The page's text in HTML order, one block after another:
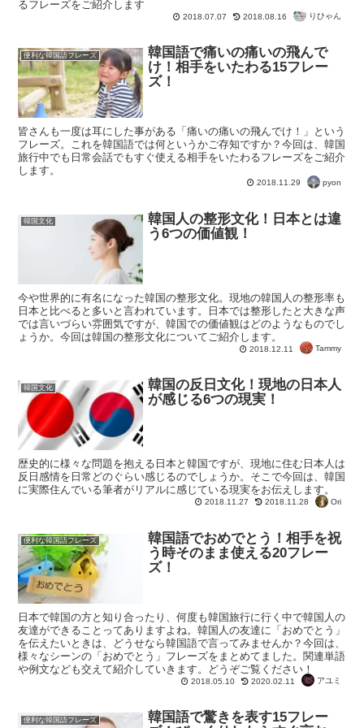
るフレーズをご紹介します
2018.07.07 2018.08.16 りひゃん
便利な韓国語フレーズ
韓国語で痛いの痛いの飛んで
け！相手をいたわる15フレー
ズ！
皆さんも一度は耳にした事がある「痛いの痛いの飛んでけ！」という
フレーズ。これを韓国語では何というかご存知ですか？今回は、韓国
旅行中でも日常会話でもすぐ使える相手をいたわるフレーズをご紹介
します。
2018.11.29 pyon
韓国文化
韓国人の整形文化！日本とは違
う6つの価値観！
今や世界的に有名になった韓国の整形文化。現地の韓国人の整形率も
日本と比べると多いと言われています。日本では整形したと大きな声
では言いづらい雰囲気ですが、韓国での価値観はどのようなものでし
ょうか。今回は韓国の整形文化についてご紹介します。
2018.12.11 Tammy
韓国文化
韓国の反日文化！現地の日本人
が感じる6つの現実！
歴史的に様々な問題を抱える日本と韓国ですが、現地に住む日本人は
反日感情を日常どのぐらい感じるのでしょうか。そこで今回は、韓国
に実際住んでいる筆者がリアルに感じている現実をお伝えします。
2018.11.27 2018.11.28 Ori
便利な韓国語フレーズ
韓国語でおめでとう！相手を祝
う時そのまま使える20フレー
ズ！
日本で韓国の方と知り合ったり、何度も韓国旅行に行く中で韓国人の
友達ができることってありますよね。韓国人の友達に「おめでとう」
を伝えたいときは、どうせなら韓国語で言ってみませんか？今回は、
様々なシーンの「おめでとう」フレーズをまとめてました。関連単語
や例文なども交えて紹介していきます。どうぞご覧ください！
2018.05.10 2020.02.11 アユミ
便利な韓国語フレーズ
韓国語で驚きを表す15フレー